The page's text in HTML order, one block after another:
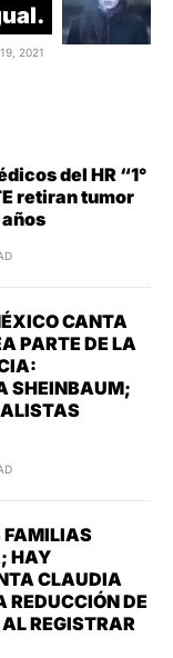
2021
del HR “1°
retiran tumor
CANTA
PARTE DE LA
SHEINBAUM;
FAMILIAS
HAY
CLAUDIA
REDUCCIÓN DE
REGISTRAR